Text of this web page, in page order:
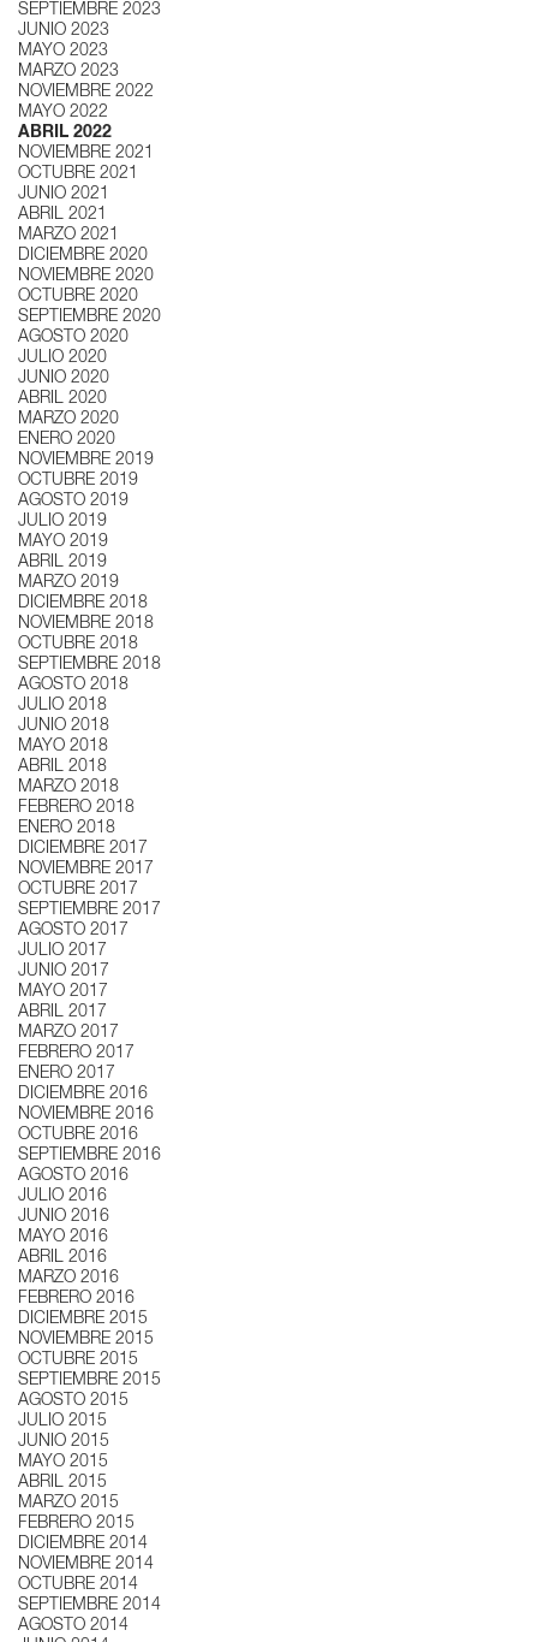
SEPTIEMBRE 2023
JUNIO 2023
MAYO 2023
MARZO 2023
NOVIEMBRE 2022
MAYO 2022
ABRIL 2022
NOVIEMBRE 2021
OCTUBRE 2021
JUNIO 2021
ABRIL 2021
MARZO 2021
DICIEMBRE 2020
NOVIEMBRE 2020
OCTUBRE 2020
SEPTIEMBRE 2020
AGOSTO 2020
JULIO 2020
JUNIO 2020
ABRIL 2020
MARZO 2020
ENERO 2020
NOVIEMBRE 2019
OCTUBRE 2019
AGOSTO 2019
JULIO 2019
MAYO 2019
ABRIL 2019
MARZO 2019
DICIEMBRE 2018
NOVIEMBRE 2018
OCTUBRE 2018
SEPTIEMBRE 2018
AGOSTO 2018
JULIO 2018
JUNIO 2018
MAYO 2018
ABRIL 2018
MARZO 2018
FEBRERO 2018
ENERO 2018
DICIEMBRE 2017
NOVIEMBRE 2017
OCTUBRE 2017
SEPTIEMBRE 2017
AGOSTO 2017
JULIO 2017
JUNIO 2017
MAYO 2017
ABRIL 2017
MARZO 2017
FEBRERO 2017
ENERO 2017
DICIEMBRE 2016
NOVIEMBRE 2016
OCTUBRE 2016
SEPTIEMBRE 2016
AGOSTO 2016
JULIO 2016
JUNIO 2016
MAYO 2016
ABRIL 2016
MARZO 2016
FEBRERO 2016
DICIEMBRE 2015
NOVIEMBRE 2015
OCTUBRE 2015
SEPTIEMBRE 2015
AGOSTO 2015
JULIO 2015
JUNIO 2015
MAYO 2015
ABRIL 2015
MARZO 2015
FEBRERO 2015
DICIEMBRE 2014
NOVIEMBRE 2014
OCTUBRE 2014
SEPTIEMBRE 2014
AGOSTO 2014